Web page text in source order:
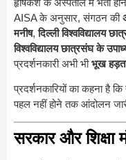
AISA के अनुसार, संगठन की
मनीष,दिल्ली विश्वविद्यालय
विश्वविद्यालय छात्रसंघ के
प्रदर्शनकारी अभी भीभूख
प्रदर्शनकारियों का कहना है
पहल नहीं होने तक आंदोलन
सरकार और शिक्षा